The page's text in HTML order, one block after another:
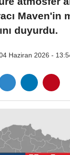
Maven'in
duyurdu.
Haziran 2026 -